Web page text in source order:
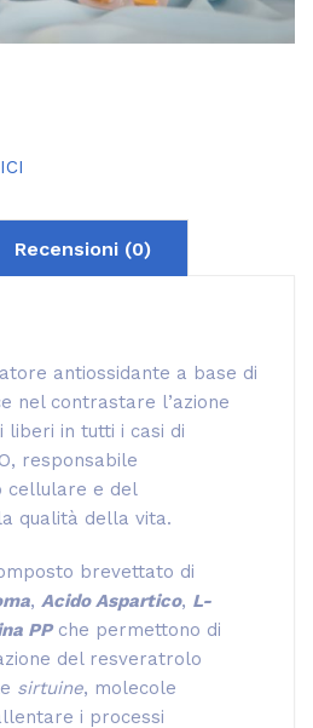
Recensioni (0)
antiossidante a base di
nel contrastare l’azione
liberi in tutti i casi di
responsabile
cellulare e del
qualità della vita.
brevettato di
, Acido Aspartico, L-
PPche permettono di
del resveratrolo
sirtuine, molecole
i processi